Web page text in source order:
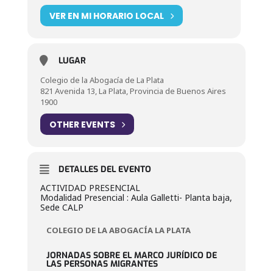
VER EN MI HORARIO LOCAL
LUGAR
Colegio de la Abogacía de La Plata
821 Avenida 13, La Plata, Provincia de Buenos Aires
1900
OTHER EVENTS
DETALLES DEL EVENTO
ACTIVIDAD PRESENCIAL
Modalidad Presencial : Aula Galletti- Planta baja,
Sede CALP
COLEGIO DE LA ABOGACÍA LA PLATA
JORNADAS SOBRE EL MARCO JURÍDICO DE
LAS PERSONAS MIGRANTES